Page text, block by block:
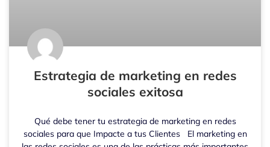
Estrategia de marketing en redes
sociales exitosa
Qué debe tener tu estrategia de marketing en redes
sociales para que Impacte a tus Clientes El marketing en